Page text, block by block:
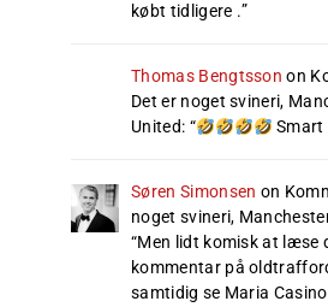
købt tidligere .”
Thomas Bengtsson on
Det er noget svineri,
United: “ Smart
Søren Simonsen on
noget svineri,
“Men lidt komisk at læse
kommentar på
samtidig se Maria